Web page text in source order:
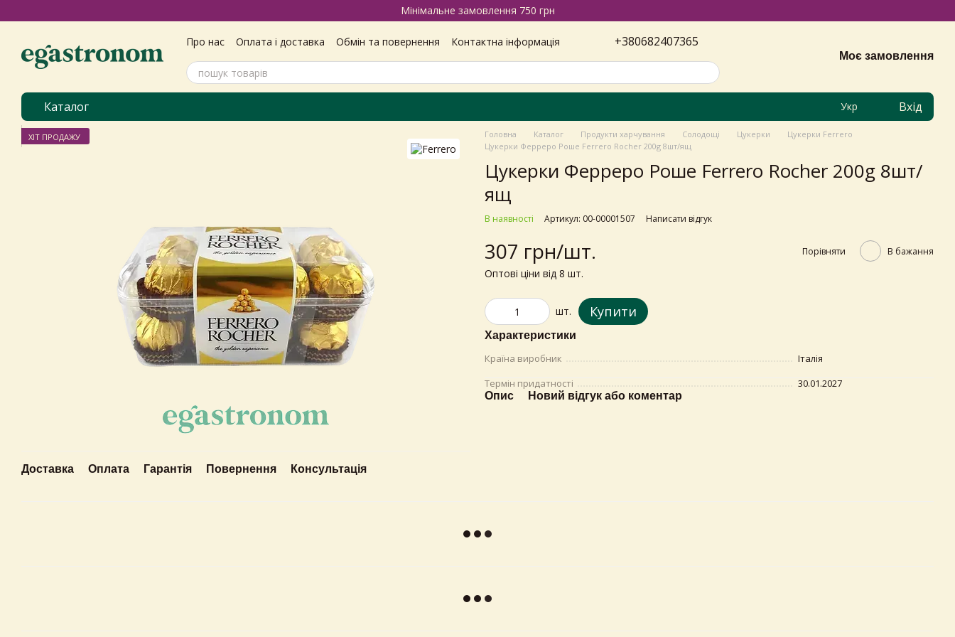
Мінімальне замовлення 750 грн
Про нас Оплата і доставка Обмін та повернення
Контактна інформація
Угода користувача
+380682407365
Моє замовлення
Каталог Укр Вхід
ХІТ ПРОДАЖУ
Доставка Оплата Гарантія Повернення Консультація
Головна Каталог Продукти харчування Солодощі Цукерки
Цукерки Ferrero
Цукерки Ферреро Роше Ferrero Rocher 200g 8шт/ящ
Цукерки Ферреро Роше Ferrero Rocher 200g 8шт/
ящ
В наявності Артикул: 00-00001507 Написати відгук
307 грн/шт. Порівняти В бажання
Оптові ціни від 8 шт.
шт. Купити
Характеристики
Країна виробник
Італія
Термін придатності
30.01.2027
Опис Новий відгук або коментар